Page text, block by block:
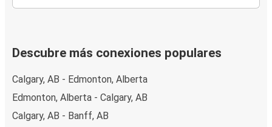
Descubre más conexiones populares
Calgary, AB - Edmonton, Alberta
Edmonton, Alberta - Calgary, AB
Calgary, AB - Banff, AB